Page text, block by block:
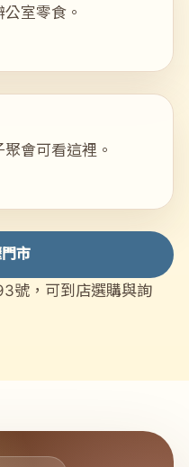
室零食。
會可看這裡。
市
號，可到店選購與詢